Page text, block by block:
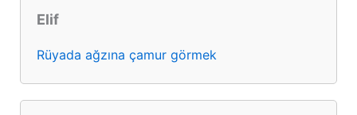
Elif
Rüyada ağzına çamur görmek